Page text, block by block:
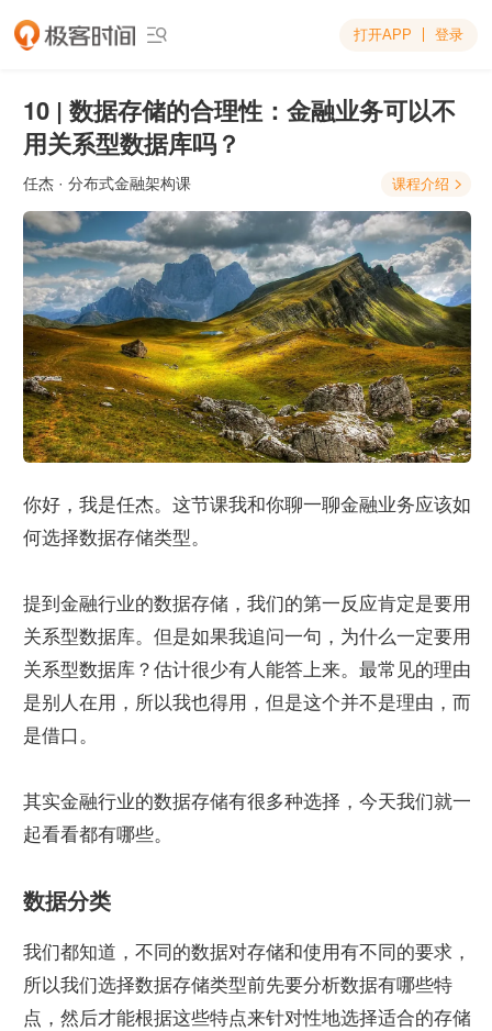
 打开APP 登录
10 | 数据存储的合理性：金融业务可以不
用关系型数据库吗？
任杰 · 分布式金融架构课 课程介绍 
你好，我是任杰。这节课我和你聊一聊金融业务应该如
何选择数据存储类型。
提到金融行业的数据存储，我们的第一反应肯定是要用
关系型数据库。但是如果我追问一句，为什么一定要用
关系型数据库？估计很少有人能答上来。最常见的理由
是别人在用，所以我也得用，但是这个并不是理由，而
是借口。
其实金融行业的数据存储有很多种选择，今天我们就一
起看看都有哪些。
数据分类
我们都知道，不同的数据对存储和使用有不同的要求，
所以我们选择数据存储类型前先要分析数据有哪些特
点，然后才能根据这些特点来针对性地选择适合的存储